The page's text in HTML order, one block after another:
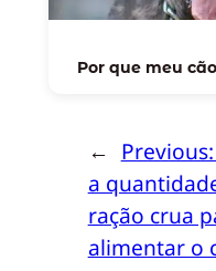
Por que meu
← Previous:
a
ração crua
alimentar o